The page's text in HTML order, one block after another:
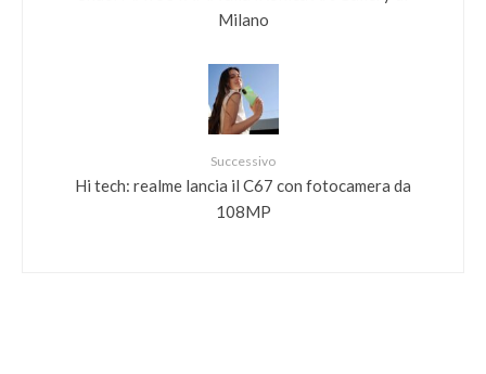
Milano
Successivo
Hi tech: realme lancia il C67 con fotocamera da
108MP